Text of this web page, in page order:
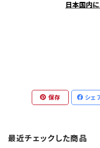
日本国内
保存 シェ
最近チェックした商品